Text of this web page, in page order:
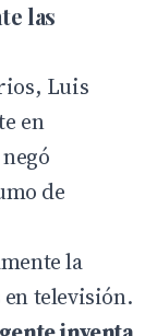
las
Luis
en
de
la
televisión.